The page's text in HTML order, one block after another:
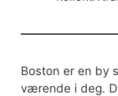
Boston er en by
værende i deg.